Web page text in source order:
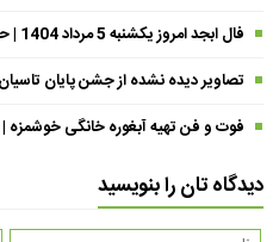
فال ابجد امروز یکشنبه 5 مرداد 1404 | حروف ابجد از تغییرات مثبت خبر می‌دهند !
تصاویر دیده نشده از جشن پایان
فوت و فن تهیه آبغوره خانگی خوشمزه
دیدگاه تان را بنویسید